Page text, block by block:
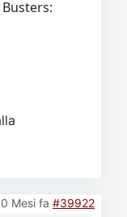
Mesi fa #39922